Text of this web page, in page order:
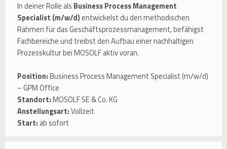
In deiner Rolle als Business Process Management
Specialist (m/w/d) entwickelst du den methodischen
Rahmen für das Geschäftsprozessmanagement, befähigst
Fachbereiche und treibst den Aufbau einer nachhaltigen
Prozesskultur bei MOSOLF aktiv voran.
Position:Business Process Management Specialist (m/w/d)
– GPM Office
Standort:MOSOLF SE & Co. KG
Anstellungsart:Vollzeit
Start: ab sofort